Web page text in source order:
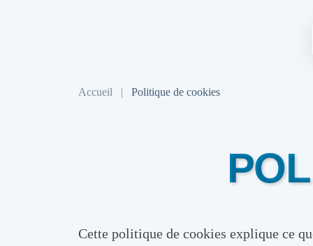
Accueil | Politique de cookies
Cette politique de cookies explique ce